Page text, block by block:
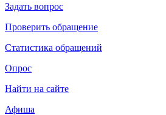
Задать вопрос
Проверить обращение
Статистика обращений
Опрос
Найти на сайте
Афиша